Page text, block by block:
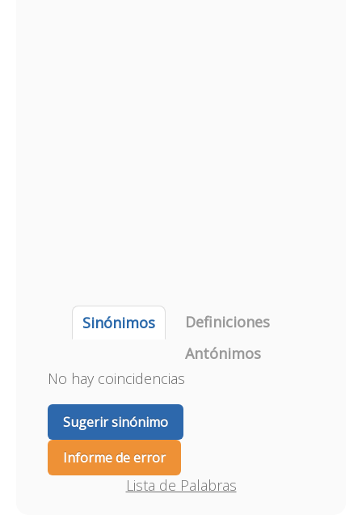
Sinónimos
Definiciones
Antónimos
No hay coincidencias
Sugerir sinónimo
Informe de error
Lista de Palabras